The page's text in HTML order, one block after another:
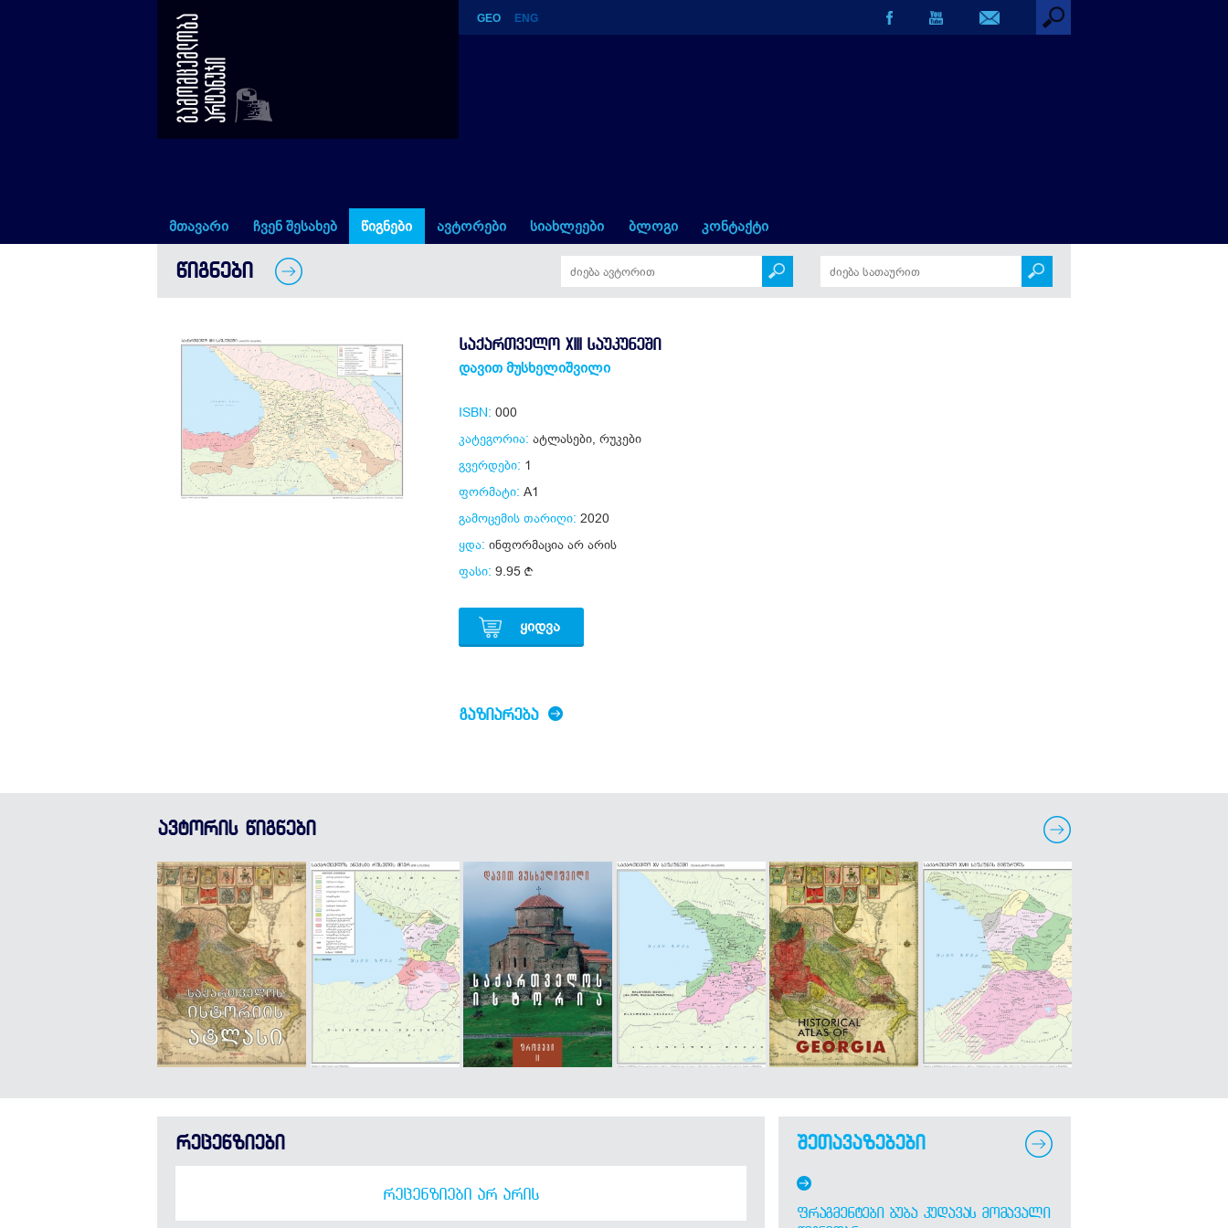
საქართველო XIII საუკუნეში
GEO ENG
მთავარი ჩვენ შესახებ წიგნები ავტორები სიახლეები ბლოგი კონტაქტი
ᲬᲘᲒᲜᲔᲑᲘ
ᲡᲐᲥᲐᲠᲗᲕᲔᲚᲝ XIII ᲡᲐᲣᲙᲣᲜᲔᲨᲘ
დავით მუსხელიშვილი
ISBN: 000
კატეგორია: ატლასები, რუკები
გვერდები: 1
ფორმატი: A1
გამოცემის თარიღი: 2020
ყდა: ინფორმაცია არ არის
ფასი: 9.95
ᲧᲘᲓᲕᲐ
ᲒᲐᲖᲘᲐᲠᲔᲑᲐ
ავტორის წიგნები
რეცენზიები
ᲠᲔᲪᲔᲜᲖᲘᲔᲑᲘ ᲐᲠ ᲐᲠᲘᲡ
შეთავაზებები
ᲤᲠᲐᲒᲛᲔᲜᲢᲔᲑᲘ ᲑᲣᲑᲐ ᲙᲣᲓᲐᲕᲐᲡ ᲛᲝᲛᲐᲕᲐᲚᲘ